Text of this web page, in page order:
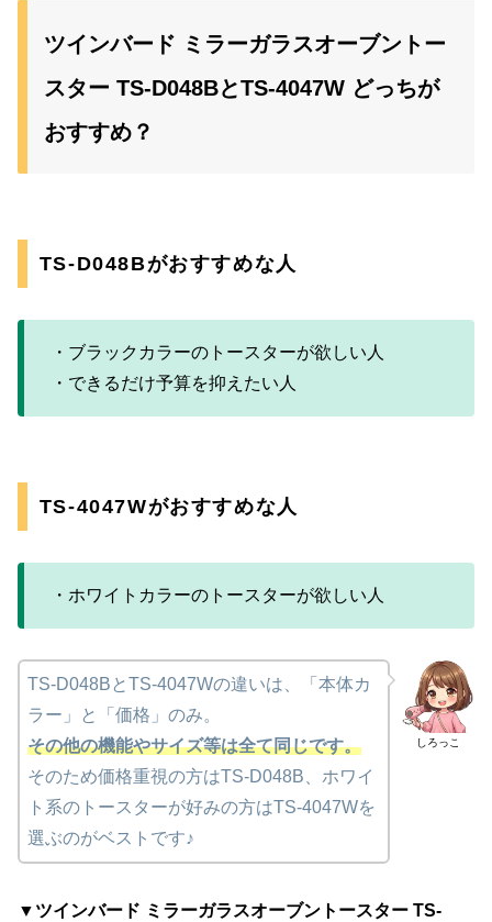
ツインバード ミラーガラスオーブントー
スター TS-D048BとTS-4047W どっちが
おすすめ？
TS-D048Bがおすすめな人
・ブラックカラーのトースターが欲しい人
・できるだけ予算を抑えたい人
TS-4047Wがおすすめな人
・ホワイトカラーのトースターが欲しい人
しろっこ
TS-D048BとTS-4047Wの違いは、「本体カ
ラー」と「価格」のみ。
その他の機能やサイズ等は全て同じです。
そのため価格重視の方はTS-D048B、ホワイ
ト系のトースターが好みの方はTS-4047Wを
選ぶのがベストです♪
▼ツインバード ミラーガラスオーブントースター TS-